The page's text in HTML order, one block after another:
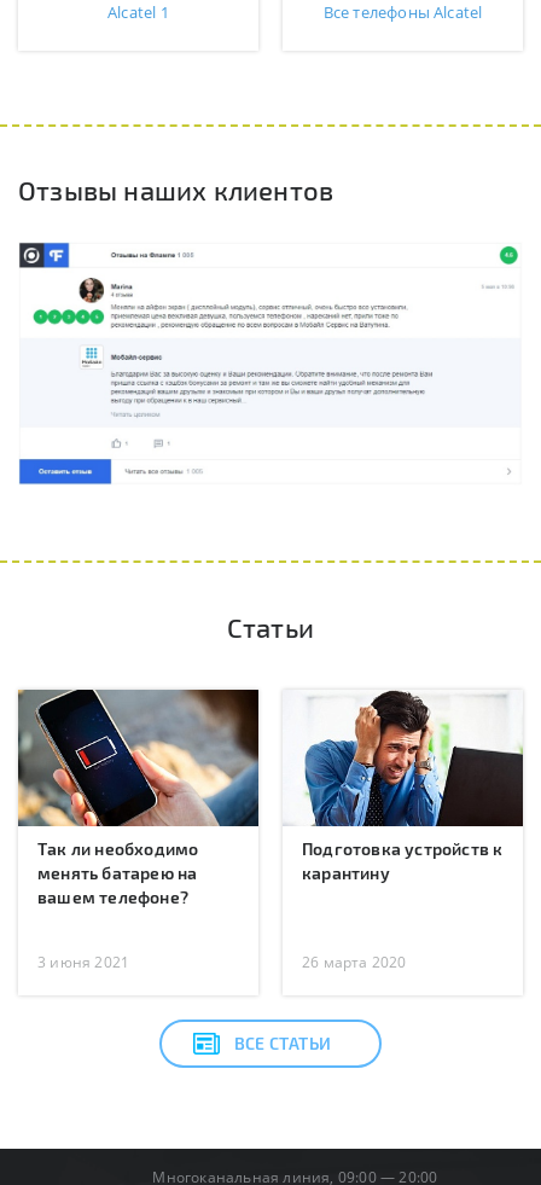
Alcatel 1 Все телефоны Alcatel
Отзывы наших клиентов
Статьи
Так ли необходимо
менять батарею на
вашем телефоне?
3 июня 2021
Подготовка устройств к
карантину
26 марта 2020
ВСЕ СТАТЬИ
Многоканальная линия, 09:00 — 20:00